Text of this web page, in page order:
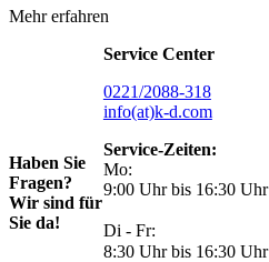
Mehr erfahren
Haben Sie
Fragen?
Wir sind für
Sie da!
Service Center
0221/2088-318
info(at)k-d.com
Service-Zeiten:
Mo:
9:00 Uhr bis 16:30 Uhr
Di - Fr:
8:30 Uhr bis 16:30 Uhr